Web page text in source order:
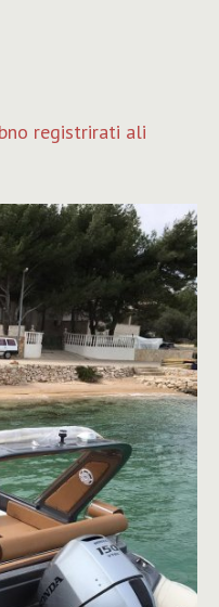
registrirati ali